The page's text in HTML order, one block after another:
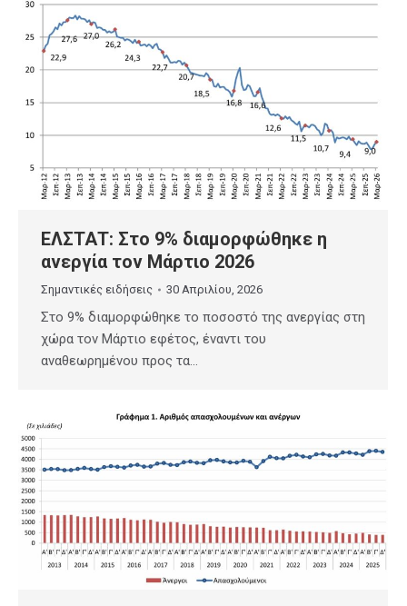
ΕΛΣΤΑΤ: Στο 9% διαμορφώθηκε η
ανεργία τον Μάρτιο 2026
Σημαντικές ειδήσεις 30 Απριλίου, 2026
Στο 9% διαμορφώθηκε το ποσοστό της ανεργίας στη
χώρα τον Μάρτιο εφέτος, έναντι του
αναθεωρημένου προς τα…